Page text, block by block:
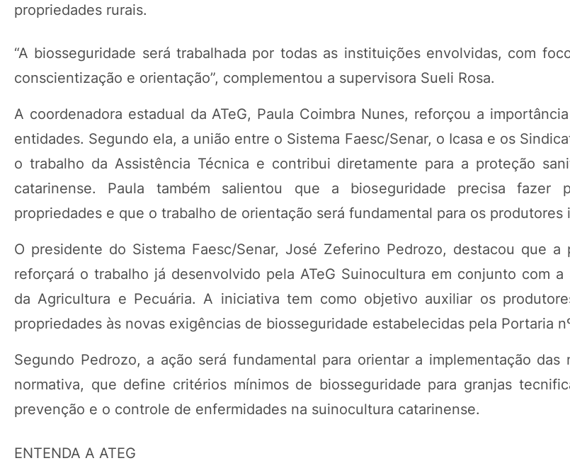
propriedades rurais.
“A biosseguridade será trabalhada por todas as instituições envolvidas, com
conscientização e orientação”, complementou a supervisora Sueli Rosa.
A coordenadora estadual da ATeG, Paula Coimbra Nunes, reforçou a
entidades. Segundo ela, a união entre o Sistema Faesc/Senar, o Icasa e os
o trabalho da Assistência Técnica e contribui diretamente para a proteção
catarinense. Paula também salientou que a bioseguridade precisa fazer
propriedades e que o trabalho de orientação será fundamental para os produtores
O presidente do Sistema Faesc/Senar, José Zeferino Pedrozo, destacou que a
reforçará o trabalho já desenvolvido pela ATeG Suinocultura em conjunto com a
da Agricultura e Pecuária. A iniciativa tem como objetivo auxiliar os
propriedades às novas exigências de biosseguridade estabelecidas pela Portaria
Segundo Pedrozo, a ação será fundamental para orientar a implementação das
normativa, que define critérios mínimos de biosseguridade para granjas
prevenção e o controle de enfermidades na suinocultura catarinense.
ENTENDA A ATEG